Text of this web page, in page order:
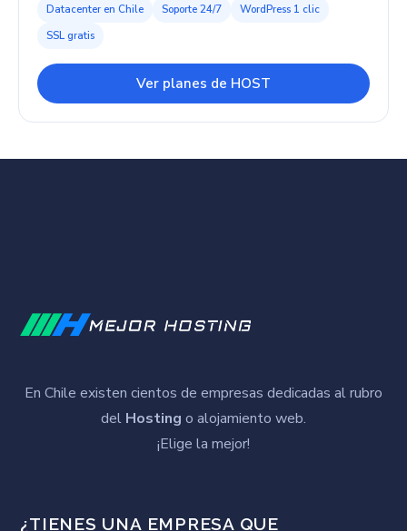
Datacenter en Chile Soporte 24/7
WordPress 1 clic
SSL gratis
Ver planes de HOST
En Chile existen cientos de empresas dedicadas al rubro
del Hosting o alojamiento web.
¡Elige la mejor!
¿TIENES UNA EMPRESA QUE